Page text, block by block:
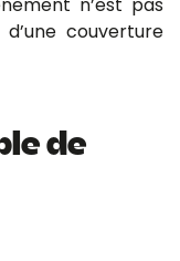
couverture
de